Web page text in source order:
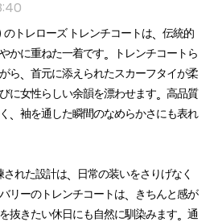
トレローズ トレンチコートは、伝統的
かに重ねた一着です。トレンチコートら
ら、首元に添えられたスカーフタイが柔
に女性らしい余韻を漂わせます。高品質
、袖を通した瞬間のなめらかさにも表れ
れた設計は、日常の装いをさりげなく
リーのトレンチコートは、きちんと感が
抜きたい休日にも自然に馴染みます。通